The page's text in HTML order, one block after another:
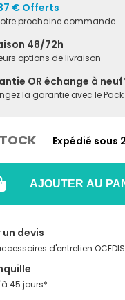
€ Offerts
prochaine commande
48/72h
options de livraison
OR échange à
la garantie avec le
Expédié sous
AJOUTER AU
devis
d'entretien
45 jours*